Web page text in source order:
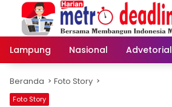
Langsung
konten
Lampung
Nasional Advetorial
Beranda Foto Story
Foto Story